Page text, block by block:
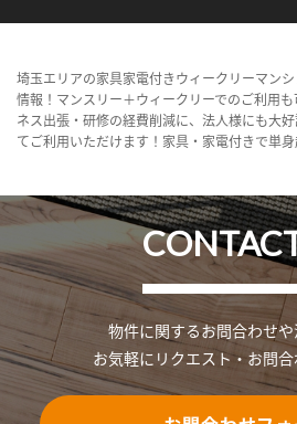
埼玉エリアの家具家電付きウィークリーマン
情報！マンスリー＋ウィークリーでのご利用
ネス出張・研修の経費削減に、法人様にも大
てご利用いただけます！家具・家電付きで単身
物件に関するお問合わせや
お気軽にリクエスト・お問合